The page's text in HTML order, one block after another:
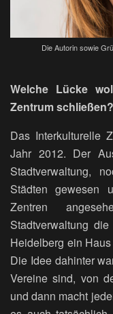
Die Autorin sowie
Welche Lücke
Zentrum schließen?
Das Interkulturelle
Jahr 2012. Der
Stadtverwaltung,
Städten gewesen
Zentren
Stadtverwaltung
Heidelberg ein
Die Idee dahinter
Vereine sind, von
und dann macht